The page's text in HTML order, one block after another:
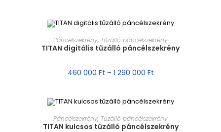
MÉRET VÁLASZTÁSA
Páncélszekrény, Tűzálló páncélszekrény
TITAN digitális tűzálló páncélszekrény
460 000 Ft – 1 290 000 Ft
MÉRET VÁLASZTÁSA
Páncélszekrény, Tűzálló páncélszekrény
TITAN kulcsos tűzálló páncélszekrény